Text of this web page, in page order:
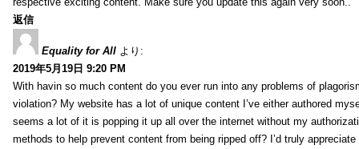
返信
Equality for All より:
2019年5月19日 9:20 PM
With havin so much content do you ever run into any problems of
violation? My website has a lot of unique content I’ve either authored
seems a lot of it is popping it up all over the internet without my
methods to help prevent content from being ripped off? I’d truly appreciate